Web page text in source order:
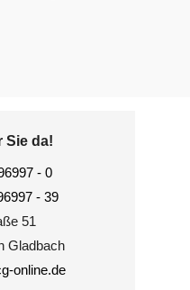
Sie da!
- 0
- 39
51
Gladbach
online.de